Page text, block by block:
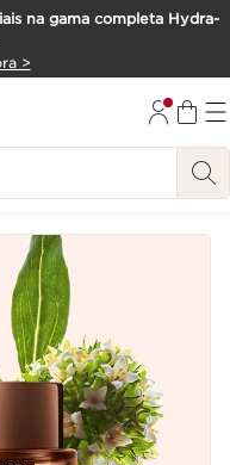
na gama completa Hydra-
>